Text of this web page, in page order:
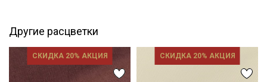
Другие расцветки
СКИДКА 20% АКЦИЯ СКИДКА 20% АКЦИЯ